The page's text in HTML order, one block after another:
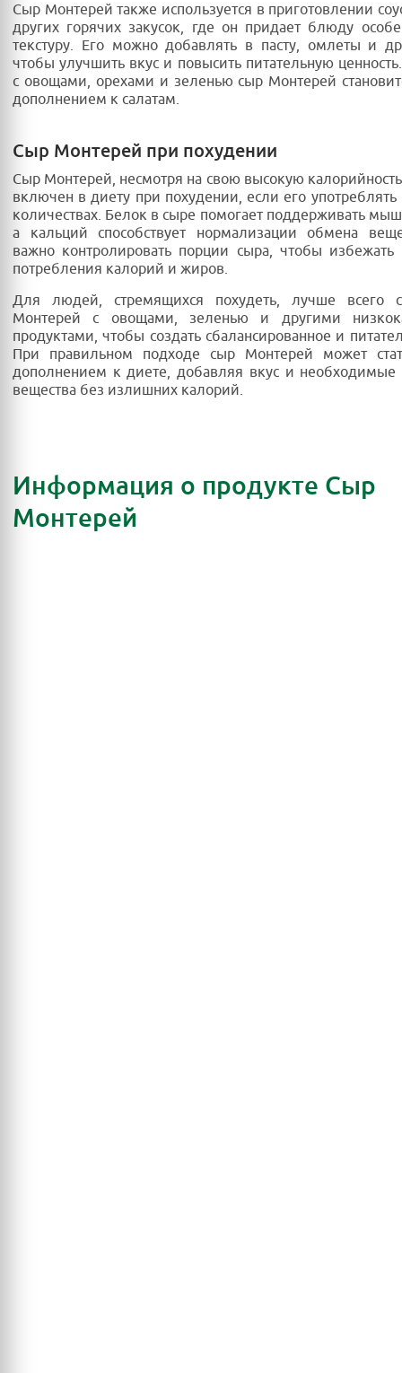
Сыр Монтерей также используется в приготовлении
других горячих закусок, где он придает блюду
текстуру. Его можно добавлять в пасту, омлеты и
чтобы улучшить вкус и повысить питательную
с овощами, орехами и зеленью сыр Монтерей
дополнением к салатам.
Сыр Монтерей при похудении
Сыр Монтерей, несмотря на свою высокую
включен в диету при похудении, если его
количествах. Белок в сыре помогает поддерживать
а кальций способствует нормализации обмена
важно контролировать порции сыра, чтобы избежать
потребления калорий и жиров.
Для людей, стремящихся похудеть, лучше всего
Монтерей с овощами, зеленью и другими
продуктами, чтобы создать сбалансированное и
При правильном подходе сыр Монтерей может
дополнением к диете, добавляя вкус и необходимые
вещества без излишних калорий.
Информация о продукте Сыр
Монтерей